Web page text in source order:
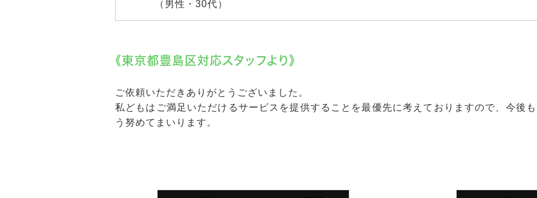
（男性・30代）
《東京都豊島区対応スタッフより》
ご依頼いただきありがとうございました。
私どもはご満足いただけるサービスを提供することを最優先に考えておりますので、今後
う努めてまいります。